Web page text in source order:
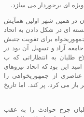
ای برخوردار می سازد.
در همین شهر اولین همآیش
ای در شکل دادن به اتحاد
برای تقویت جنبش
آزاد و تسهیل آن بود در
طلبان به انتظاراتی که ب
این بود که اتحاد نیروهای
از جمهوریخواهی را
می کرد، پر کند. اما تاریخ
چرخ حوادث را به عقب